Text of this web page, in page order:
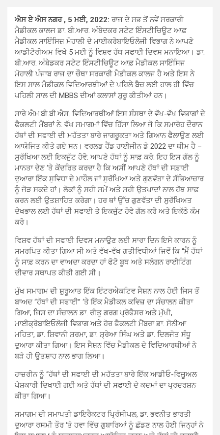
ਐਸ ਏ ਐਸ ਨਗਰ , 5 ਮਈ, 2022: ਰਾਜ ਦੇ ਸਭ ਤੋਂ ਨਵੇਂ ਸਰਕਾਰੀ
ਮੈਡੀਕਲ ਕਾਲਜ ਡਾ. ਬੀ.ਆਰ. ਅੰਬੇਦਕਰ ਸਟੇਟ ਇੰਸਟੀਚਿਊਟ ਆਫ਼
ਮੈਡੀਕਲ ਸਾਇੰਸਿਜ਼ ਮੋਹਾਲੀ ਦੇ ਮਾਈਕਰੋਬਾਇਓਲੋਜੀ ਵਿਭਾਗ ਨੇ ਆਪਣੇ
ਆਡੀਟੋਰੀਅਮ ਵਿਖੇ 5 ਮਈ ਨੂੰ ਵਿਸ਼ਵ ਹੱਥ ਸਫਾਈ ਦਿਵਸ ਮਨਾਇਆ। ਡਾ.
ਬੀ.ਆਰ. ਅੰਬੇਡਕਰ ਸਟੇਟ ਇੰਸਟੀਚਿਊਟ ਆਫ਼ ਮੈਡੀਕਲ ਸਾਇੰਸਿਜ
ਮੋਹਾਲੀ ਪੰਜਾਬ ਰਾਜ ਦਾ ਚੌਥਾ ਸਰਕਾਰੀ ਮੈਡੀਕਲ ਕਾਲਜ ਹੈ ਅਤੇ ਇਸ ਨੇ
ਇਸ ਸਾਲ ਮੈਡੀਕਲ ਵਿਦਿਆਰਥੀਆਂ ਦੇ ਪਹਿਲੇ ਬੈਚ ਲਈ ਹਾਲ ਹੀ ਵਿੱਚ
ਪਹਿਲੀ ਸਾਲ ਦੀ MBBS ਦੀਆਂ ਕਲਾਸਾਂ ਸ਼ੁਰੂ ਕੀਤੀਆਂ ਹਨ।
ਸਾਰੇ ਐਮ.ਬੀ.ਬੀ.ਐਸ. ਵਿਦਿਆਰਥੀਆਂ ਇਸ ਸੰਸਥਾ ਦੇ ਵੱਖ-ਵੱਖ ਵਿਭਾਗਾਂ ਦੇ
ਫੈਕਲਟੀ ਮੈਂਬਰਾਂ ਨੇ. ਵੱਖ ਸਮਾਗਮਾਂ ਵਿੱਚ ਹਿੱਸਾ ਲਿਆ ਜੋ ਕਿ ਸਮਾਰੋਹ ਦੌਰਾਨ
ਹੱਥਾਂ ਦੀ ਸਫਾਈ ਦੀ ਮਹੱਤਤਾ ਬਾਰੇ ਜਾਗਰੂਕਤਾ ਅਤੇ ਗਿਆਨ ਫੈਲਾਉਣ ਲਈ
ਆਯੋਜਿਤ ਕੀਤੇ ਗਏ ਸਨ। ਵਰਲਡ ਹੈਂਡ ਹਾਈਜੀਨ ਡੇ 2022 ਦਾ ਥੀਮ ਹੈ –
ਸੁਰੱਖਿਆ ਲਈ ਇਕਜੁੱਟ ਹੋਵੋ: ਆਪਣੇ ਹੱਥਾਂ ਨੂੰ ਸਾਫ਼ ਕਰੋ. ਇਹ ਇਸ ਗੱਲ ਨੂੰ
ਮਾਨਤਾ ਦੇਣ ‘ਤੇ ਕੇਂਦਰਿਤ ਕਰਦਾ ਹੈ ਕਿ ਅਸੀਂ ਆਪਣੇ ਹੱਥਾਂ ਦੀ ਸਫ਼ਾਈ
ਦੁਆਰਾ ਇੱਕ ਸੁਵਿਧਾ ਦੇ ਮਾਹੌਲ ਜਾਂ ਸੁਰੱਖਿਆ ਅਤੇ ਗੁਣਵੱਤਾ ਦੇ ਸੱਭਿਆਚਾਰ
ਨੂੰ ਜੋੜ ਸਕਦੇ ਹਾਂ। ਲੋਕਾਂ ਨੂੰ ਸਹੀ ਸਮੇਂ ਅਤੇ ਸਹੀ ਉਤਪਾਦਾਂ ਨਾਲ ਹੱਥ ਸਾਫ਼
ਕਰਨ ਲਈ ਉਤਸ਼ਾਹਿਤ ਕਰੇਗਾ। ਹਰ ਥਾਂ ਉੱਚ ਗੁਣਵੱਤਾ ਦੀ ਸੁਰੱਖਿਅਤ
ਦੇਖਭਾਲ ਲਈ ਹੱਥਾਂ ਦੀ ਸਫਾਈ ਤੇ ਇਕਜੁੱਟ ਹੋਵੇ ਗੱਲ ਕਰੋ ਅਤੇ ਇਕੱਠੇ ਕੰਮ
ਕਰੋ।
ਵਿਸ਼ਵ ਹੱਥਾਂ ਦੀ ਸਫਾਈ ਦਿਵਸ ਮਨਾਉਣ ਲਈ ਸਾਰਾ ਦਿਨ ਇਸੇ ਕਾਰਨ ਨੂੰ
ਸਮਰਪਿਤ ਕੀਤਾ ਗਿਆ ਸੀ ਅਤੇ ਵੱਖ-ਵੱਖ ਗਤੀਵਿਧੀਆਂ ਜਿਵੇਂ ਕਿ “ਮੈਂ ਹੱਥਾਂ
ਨੂੰ ਸਾਫ਼ ਕਰਨ ਦਾ ਵਾਅਦਾ ਕਰਦਾ ਹਾਂ ਫੋਟੋ ਬੂਥ ਅਤੇ ਸਲੋਗਨ ਰਾਈਟਿੰਗ
ਦੀਵਾਰ ਸਥਾਪਤ ਕੀਤੀ ਗਈ ਸੀ।
ਮੁੱਖ ਸਮਾਗਮ ਦੀ ਸ਼ੁਰੂਆਤ ਇੱਕ ਇੰਟਰਐਕਟਿਵ ਸੈਸ਼ਨ ਨਾਲ ਹੋਈ ਜਿਸ ਤੋਂ
ਬਾਅਦ “ਹੱਥਾਂ ਦੀ ਸਫਾਈ” ‘ਤੇ ਇੱਕ ਮੈਡੀਕਲ ਕਵਿਜ਼ ਦਾ ਸੰਚਾਲਨ ਕੀਤਾ
ਗਿਆ, ਜਿਸ ਦਾ ਸੰਚਾਲਨ ਡਾ. ਰੀਤੂ ਗਰਗ ਪ੍ਰੋਫੈਸਰ ਅਤੇ ਮੁੱਖੀ,
ਮਾਈਕ੍ਰੋਬਾਇਓਲੋਜੀ ਵਿਭਾਗ ਅਤੇ ਹੋਰ ਫੈਕਲਟੀ ਮੈਂਬਰਾ ਡਾ. ਸੋਨੀਆ
ਮਹਿਤਾ, ਡਾ. ਸ਼ਿਵਾਨੀ ਸ਼ਰਮਾ, ਡਾ. ਸ਼੍ਰੇਆ ਸਿੰਘ ਅਤੇ ਡਾ. ਦਿਲਜੋਤ ਸੰਧੂ
ਦੁਆਰਾ ਕੀਤਾ ਗਿਆ। ਇਸ ਸੈਸ਼ਨ ਵਿੱਚ ਮੈਡੀਕਲ ਦੇ ਵਿਦਿਆਰਥੀਆਂ ਨੇ
ਬੜੇ ਹੀ ਉਤਸ਼ਾਹ ਨਾਲ ਭਾਗ ਲਿਆ।
ਹਾਜ਼ਰੀਨ ਨੂੰ “ਹੱਥਾਂ ਦੀ ਸਫਾਈ ਦੀ ਮਹੱਤਤਾ ਬਾਰੇ ਇੱਕ ਆਡੀਓ-ਵਿਜ਼ੂਅਲ
ਪੇਸ਼ਕਾਰੀ ਦਿਖਾਈ ਗਈ ਅਤੇ ਹੱਥਾਂ ਦੀ ਸਫਾਈ ਦੇ ਕਦਮਾਂ ਦਾ ਪ੍ਰਦਰਸ਼ਨ
ਕੀਤਾ ਗਿਆ।
ਸਮਾਗਮ ਦੀ ਸਮਾਪਤੀ ਡਾਇਰੈਕਟਰ ਪ੍ਰਿੰਸੀਪਲ, ਡਾ. ਭਵਨੀਤ ਭਾਰਤੀ
ਦੁਆਰਾ ਰਸਮੀ ਤੌਰ ‘ਤੇ ਹਵਾ ਵਿੱਚ ਗੁਬਾਰਿਆਂ ਨੂੰ ਛੱਡਣ ਨਾਲ ਹੋਈ ਜਿਨ੍ਹਾਂ ਨੇ